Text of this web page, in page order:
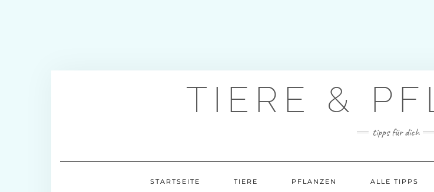
TIERE &
tipps für dich
STARTSEITE TIERE PFLANZEN ALLE TIPPS